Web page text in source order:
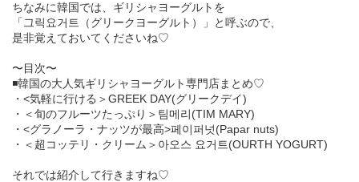
ちなみに韓国では、ギリシャヨーグルトを
「그릭요거트（グリークヨーグルト）」と呼ぶので、
是非覚えておいてくださいね♡
〜目次〜
◾️韓国の大人気ギリシャヨーグルト専門店まとめ♡
・<気軽に行ける＞GREEK DAY(グリークデイ)
・＜旬のフルーツたっぷり＞팀메리(TIM MARY)
・<グラノーラ・ナッツが最高>페이퍼넛(Papar nuts)
・＜超コッテリ・クリーム＞아오스 요거트(OURTH YOGURT)
それでは紹介して行きますね♡